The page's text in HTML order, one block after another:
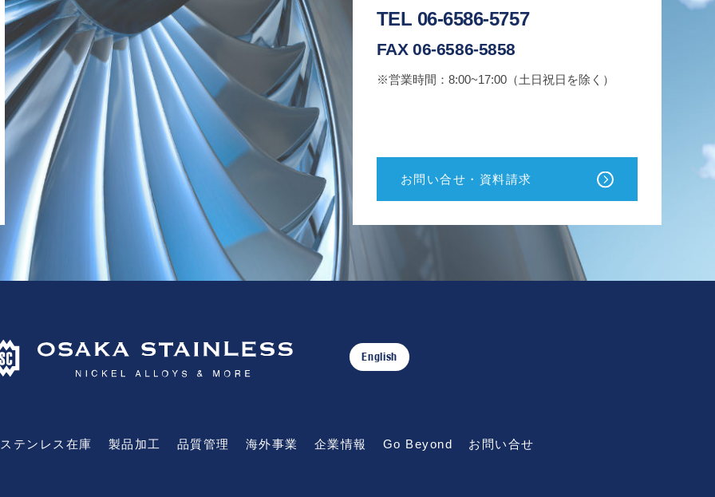
TEL 06-6586-5757
FAX 06-6586-5858
※営業時間：8:00~17:00（土日祝日を除く）
お問い合せ・資料請求
English
ステンレス在庫 製品加工 品質管理 海外事業 企業情報 Go Beyond お問い合せ